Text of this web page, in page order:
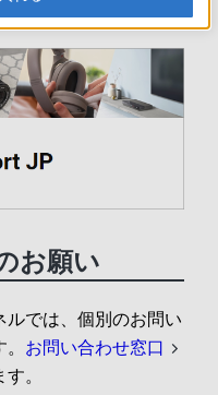
公式チャンネル
お願い
ルでは、個別のお問い
お問い合わせ窓口
。